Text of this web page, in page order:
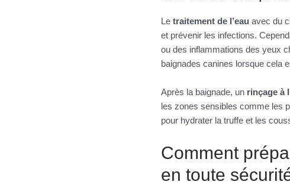
Le traitement de l’eau avec du
et prévenir les infections.
ou des inflammations des yeux
baignades canines lorsque cela
Après la baignade, un rinçage à
les zones sensibles comme les
pour hydrater la truffe et les
Comment
en toute